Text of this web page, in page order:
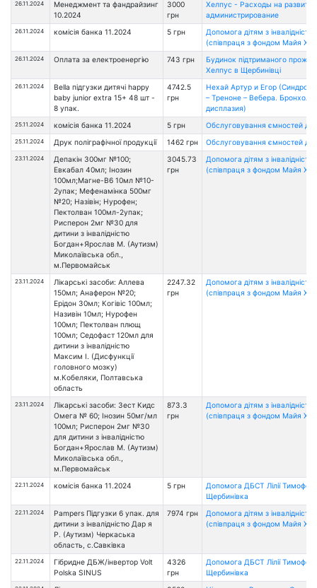
26.11.2024
Менеджмент та фандрайзинг
10.2024
3000
грн
Хелпус - Расходы на
администрирование
26.11.2024 комісія банка 11.2024 5 грн
Допомога дітям з інвалідністю
(співпраця з фондом Майя
26.11.2024 Оплата за електроенергію 743 грн
Будинок підтриманого
Хелпус в Щербинівці
26.11.2024
Bella підгузки дитячі happy
baby junior extra 15+ 48 шт -
8 упак.
4742.5
грн
Нехай Артур и Егор (Синдром
– Треноне – Вебера.
дисплазия)
25.11.2024 комісія банка 11.2024 5 грн Обслуговування ємностей
25.11.2024 Друк поліграфічної продукції 1462 грн Обслуговування ємностей
23.11.2024
Депакін 300мг №100;
Евкабал 40мл; Інозин
100мл;Магне-В6 10мл №10-
2упак; Мефенамінка 500мг
№20; Назівін; Нурофен;
Пектолван 100мл-2упак;
Рисперон 2мг №30 для
дитини з інвалідністю
Богдан+Ярослав М. (Аутизм)
Миколаївська обл.,
м.Первомайськ
3045.73
грн
Допомога дітям з інвалідністю
(співпраця з фондом Майя
23.11.2024
Лікарські засоби: Аллева
150мл; Анаферон №20;
Ерідон 30мл; Когівіс 100мл;
Називін 10мл; Нурофен
100мл; Пектолван плющ
100мл; Седофаст 120мл для
дитини з інвалідністю
Максим І. (Дисфункції
головного мозку)
м.Кобеляки, Полтавська
область
2247.32
грн
Допомога дітям з інвалідністю
(співпраця з фондом Майя
23.11.2024
Лікарські засоби: Зест Кидс
Омега № 60; Інозин 50мг/мл
100мл; Рисперон 2мг №30
для дитини з інвалідністю
Богдан+Ярослав М. (Аутизм)
Миколаївська обл.,
м.Первомайськ
873.3
грн
Допомога дітям з інвалідністю
(співпраця з фондом Майя
22.11.2024 комісія банка 11.2024 5 грн
Допомога ДБСТ Лілії
Щербинівка
22.11.2024
Pampers Підгузки 6 упак. для
дитини з інвалідністю Дар я
Р. (Аутизм) Черкаська
область, с.Савківка
7974 грн
Допомога дітям з інвалідністю
(співпраця з фондом Майя
22.11.2024
Гібридне ДБЖ/інвертор Volt
Polska SINUS
4326
грн
Допомога ДБСТ Лілії
Щербинівка